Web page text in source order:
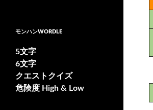
モンハンWORDLE
5文字
6文字
クエストクイズ
危険度 High & Low